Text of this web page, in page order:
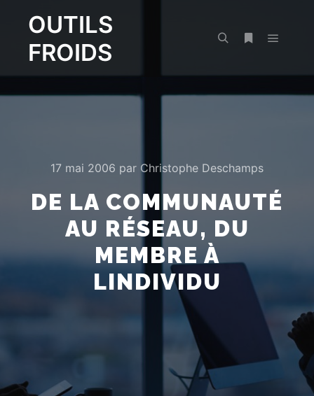
OUTILS
FROIDS
17 mai 2006 par Christophe Deschamps
DE LA COMMUNAUTÉ
AU RÉSEAU, DU
MEMBRE À
LINDIVIDU